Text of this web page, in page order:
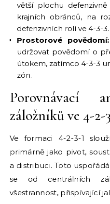
větší plochu
krajních obránců, na
defenzivních rolí ve 4-3-3.
Prostorové povědomí:
udržovat povědomí o
útokem, zatímco 4-3-3
zón.
Porovnávací
záložníků ve 4-2-
Ve formaci 4-2-3-1
primárně jako pivot,
a distribuci. Toto
se od centrálních
všestrannost, přispívající